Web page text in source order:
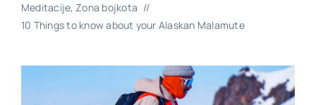
Biblioteka
Meditacije Zona bojkota
10 Things to know about your Alaskan Malamute